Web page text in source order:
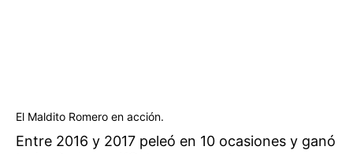
El Maldito Romero en acción.
Entre 2016 y 2017 peleó en 10 ocasiones y ganó